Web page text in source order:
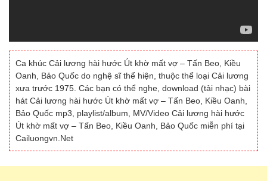
Ca khúc Cải lương hài hước Út khờ mất vợ – Tấn Beo, Kiều
Oanh, Bảo Quốc do nghệ sĩ thể hiện, thuộc thể loại Cải lương
xưa trước 1975. Các bạn có thể nghe, download (tải nhạc) bài
hát Cải lương hài hước Út khờ mất vợ – Tấn Beo, Kiều Oanh,
Bảo Quốc mp3, playlist/album, MV/Video Cải lương hài hước
Út khờ mất vợ – Tấn Beo, Kiều Oanh, Bảo Quốc miễn phí tại
Cailuongvn.Net